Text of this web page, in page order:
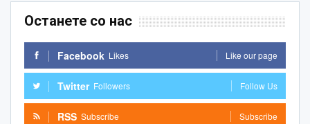
Останете со нас
Facebook Likes Like our page
Twitter Followers Follow Us
RSS Subscribe Subscribe